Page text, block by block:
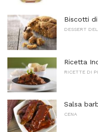
Biscotti
DESSERT
Ricetta
RICETTE DI
Salsa
CENA